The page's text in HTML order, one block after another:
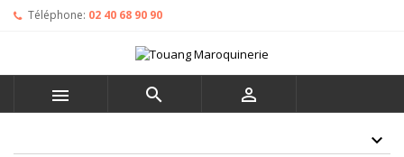
Téléphone: 02 40 68 90 90
  